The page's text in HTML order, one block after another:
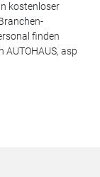
kostenloser
finden
asp